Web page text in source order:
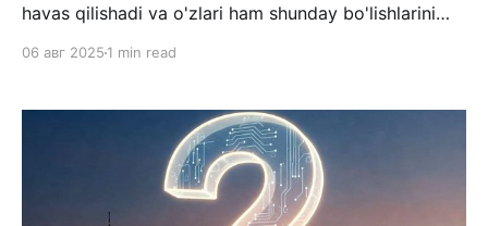
havas qilishadi va o'zlari ham shunday bo'lishlarini
juda ko'p tanlovlar qilishgan. Ko'pchlik ularning
06 авг 2025 1 min read